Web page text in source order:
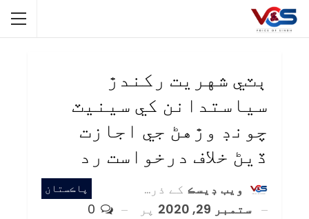
ٻٽي شهريت رکندڙ
سياستدانن کي سينيٽ
چونڊ وڙهڻ جي اجازت
ڏيڻ خلاف درخواست رد
پاڪستان ويب ڊيسڪ کے ذریعہ
ستمبر 29, 2020
پر